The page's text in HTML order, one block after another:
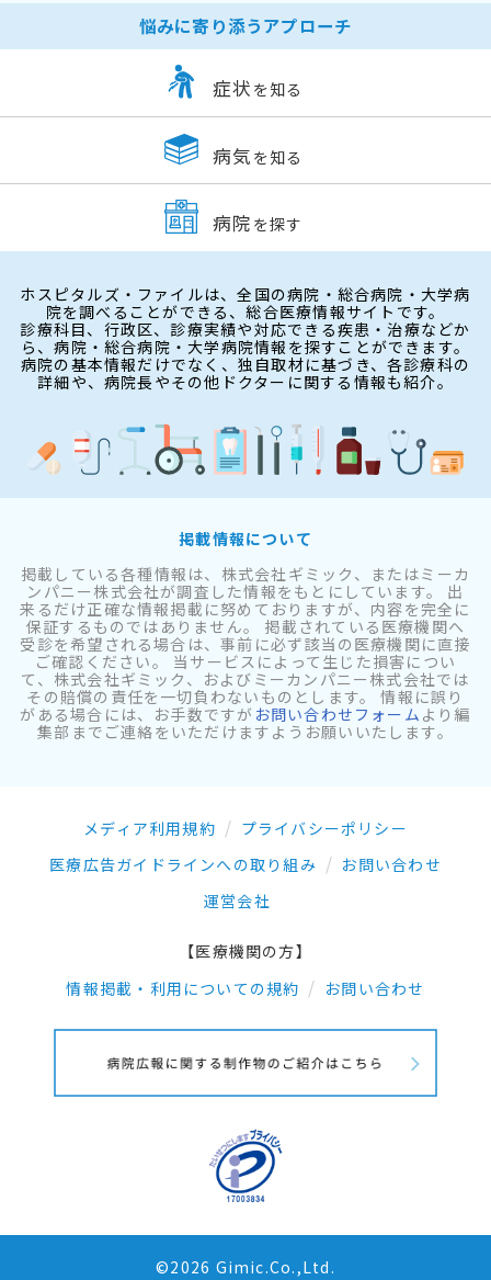
悩みに寄り添うアプローチ
症状 を知る
病気 を知る
病院 を探す
ホスピタルズ・ファイルは、全国の病院・総合病院・大学病
院を調べることができる、総合医療情報サイトです。
診療科目、行政区、診療実績や対応できる疾患・治療などか
ら、病院・総合病院・大学病院情報を探すことができます。
病院の基本情報だけでなく、独自取材に基づき、各診療科の
詳細や、病院長やその他ドクターに関する情報も紹介。
掲載情報について
掲載している各種情報は、株式会社ギミック、またはミーカ
ンパニー株式会社が調査した情報をもとにしています。 出
来るだけ正確な情報掲載に努めておりますが、内容を完全に
保証するものではありません。 掲載されている医療機関へ
受診を希望される場合は、事前に必ず該当の医療機関に直接
ご確認ください。 当サービスによって生じた損害につい
て、株式会社ギミック、およびミーカンパニー株式会社では
その賠償の責任を一切負わないものとします。 情報に誤り
がある場合には、お手数ですが お問い合わせフォーム より編
集部までご連絡をいただけますようお願いいたします。
メディア利用規約
プライバシーポリシー
医療広告ガイドラインへの取り組み
お問い合わせ
運営会社
【医療機関の方】
情報掲載・利用についての規約
お問い合わせ
©2026 Gimic.Co.,Ltd.